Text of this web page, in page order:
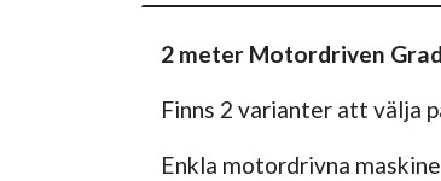
2 meter Motordriven
Finns 2 varianter att välja
Enkla motordrivna